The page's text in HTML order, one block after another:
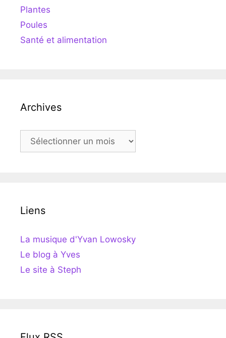
Plantes
Poules
Santé et alimentation
Archives
Archives
Liens
La musique d'Yvan Lowosky
Le blog à Yves
Le site à Steph